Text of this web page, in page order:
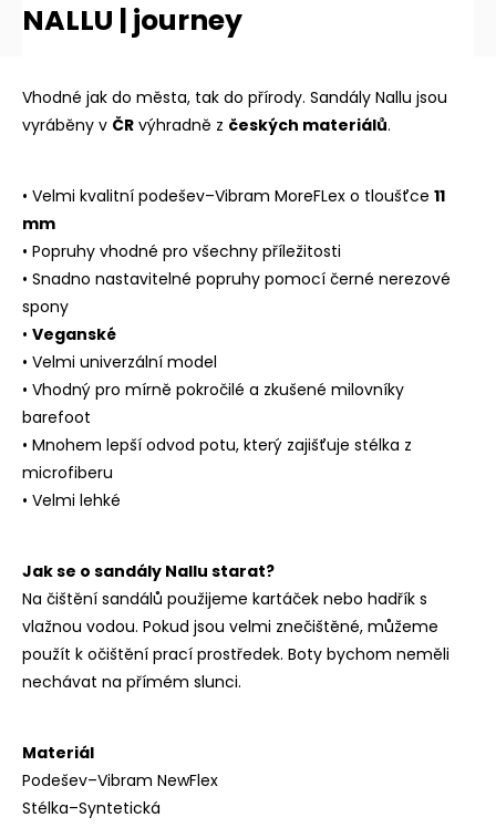
NALLU | journey
Vhodné jak do města, tak do přírody. Sandály Nallu jsou
vyráběny v ČR výhradně z českých materiálů.
• Velmi kvalitní podešev–Vibram MoreFLex o tloušťce 11
mm
• Popruhy vhodné pro všechny příležitosti
• Snadno nastavitelné popruhy pomocí černé nerezové
spony
• Veganské
• Velmi univerzální model
• Vhodný pro mírně pokročilé a zkušené milovníky
barefoot
• Mnohem lepší odvod potu, který zajišťuje stélka z
microfiberu
• Velmi lehké
Jak se o sandály Nallu starat?
Na čištění sandálů použijeme kartáček nebo hadřík s
vlažnou vodou. Pokud jsou velmi znečištěné, můžeme
použít k očištění prací prostředek. Boty bychom neměli
nechávat na přímém slunci.
Materiál
Podešev–Vibram NewFlex
Stélka–Syntetická